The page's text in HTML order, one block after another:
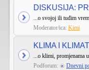
DISKUSIJA:
...o svojoj ili tuđim
Moderator/ica: Kimi
KLIMA I
...o klimi, promjenama
Podforum:
Dnevni